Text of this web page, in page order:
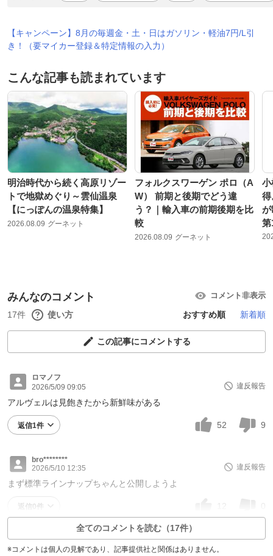
【キャンペーン】8月の毎週金・土・日はガソリン・軽油7円/L引
き！（要マイカー登録＆特定情報の入力）
こんな記事も読まれています
明治時代から続く高原リゾー
トで地獄めぐり～雲仙温泉
【にっぽんの温泉特集】
2026.08.09 グーネット
フォルクスワーゲン ポロ（A
W） 前期と後期でどう違
う？｜輸入車の前期後期を比
較
2026.08.09 グーネット
小
得
が
第
みんなのコメント コメント非表示
17件 使い方 おすすめ順 新着順
この記事にコメントする
ロマノフ
2026/5/09 09:05
違反報告
アルヴェルは見飽きたから新鮮味がある
返信1件 52 9
bro********
2026/5/10 12:35
違反報告
まず標準ラインナップちゃんと公開しようよ
返信0件
全てのコメントを読む（17件）
※コメントは個人の見解であり、記事提供社と関係はありません。